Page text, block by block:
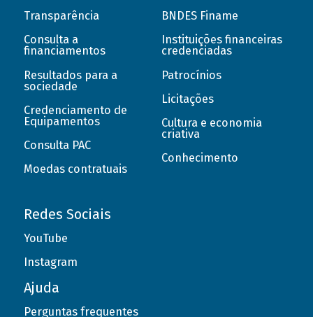
Transparência
Consulta a
financiamentos
Resultados para a
sociedade
Credenciamento de
Equipamentos
Consulta PAC
Moedas contratuais
BNDES Finame
Instituições financeiras
credenciadas
Patrocínios
Licitações
Cultura e economia
criativa
Conhecimento
Redes Sociais
YouTube
Instagram
Ajuda
Perguntas frequentes